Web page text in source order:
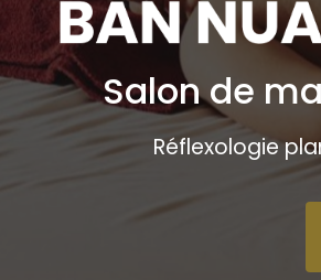
Salon de
Réflexologie